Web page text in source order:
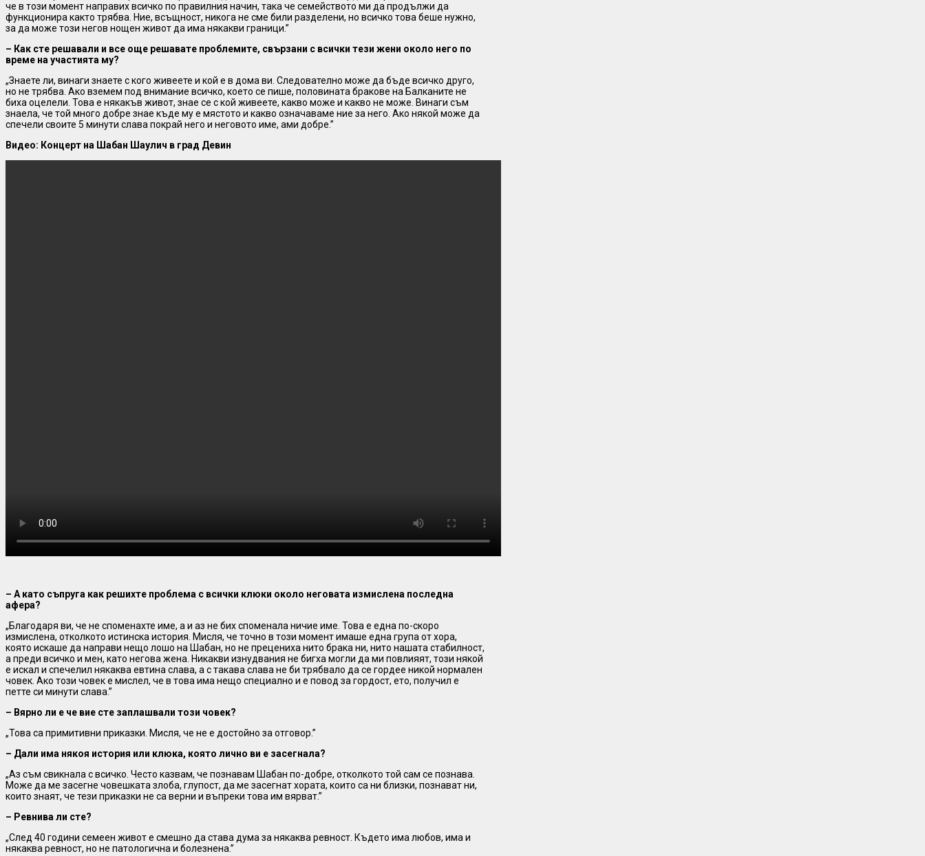
че в този момент направих всичко по правилния начин, така че семейството ми да продължи да
функционира както трябва. Ние, всъщност, никога не сме били разделени, но всичко това беше нужно,
за да може този негов нощен живот да има някакви граници.”
– Как сте решавали и все още решавате проблемите, свързани с всички тези жени около него по
време на участията му?
„Знаете ли, винаги знаете с кого живеете и кой е в дома ви. Следователно може да бъде всичко друго,
но не трябва. Ако вземем под внимание всичко, което се пише, половината бракове на Балканите не
биха оцелели. Това е някакъв живот, знае се с кой живеете, какво може и какво не може. Винаги съм
знаела, че той много добре знае къде му е мястото и какво означаваме ние за него. Ако някой може да
спечели своите 5 минути слава покрай него и неговото име, ами добре.”
Видео: Концерт на Шабан Шаулич в град Девин
– А като съпруга как решихте проблема с всички клюки около неговата измислена последна
афера?
„Благодаря ви, че не споменахте име, а и аз не бих споменала ничие име. Това е една по-скоро
измислена, отколкото истинска история. Мисля, че точно в този момент имаше една група от хора,
която искаше да направи нещо лошо на Шабан, но не прецениха нито брака ни, нито нашата стабилност,
а преди всичко и мен, като негова жена. Никакви изнудвания не бигха могли да ми повлияят, този някой
е искал и спечелил някаква евтина слава, а с такава слава не би трябвало да се гордее никой нормален
човек. Ако този човек е мислел, че в това има нещо специално и е повод за гордост, ето, получил е
петте си минути слава.”
– Вярно ли е че вие сте заплашвали този човек?
„Това са примитивни приказки. Мисля, че не е достойно за отговор.”
– Дали има някоя история или клюка, която лично ви е засегнала?
„Аз съм свикнала с всичко. Често казвам, че познавам Шабан по-добре, отколкото той сам се познава.
Може да ме засегне човешката злоба, глупост, да ме засегнат хората, които са ни близки, познават ни,
които знаят, че тези приказки не са верни и въпреки това им вярват.”
– Ревнива ли сте?
„След 40 години семеен живот е смешно да става дума за някаква ревност. Където има любов, има и
някаква ревност, но не патологична и болезнена.”